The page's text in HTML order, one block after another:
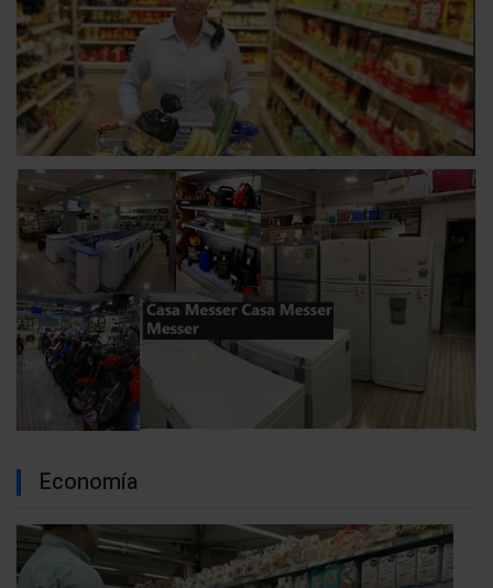
Economía